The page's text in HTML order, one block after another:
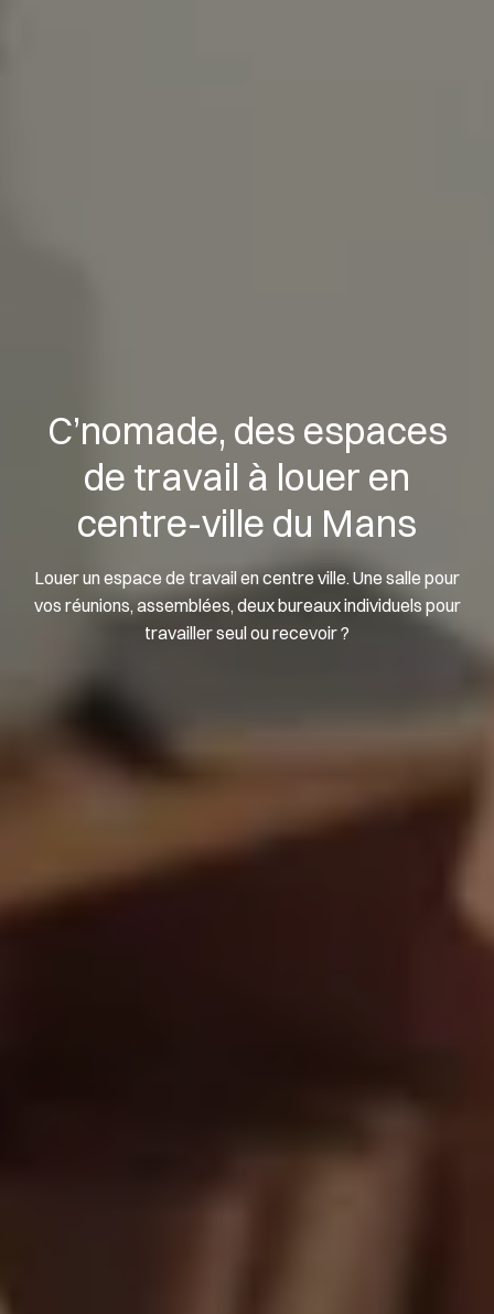
C’nomade, des espaces
de travail à louer en
centre-ville du Mans
Louer un espace de travail en centre ville. Une salle pour
vos réunions, assemblées, deux bureaux individuels pour
travailler seul ou recevoir ?